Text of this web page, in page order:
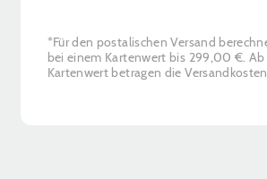
*Für den postalischen Versand
bei einem Kartenwert bis 299,00 €.
Kartenwert betragen die